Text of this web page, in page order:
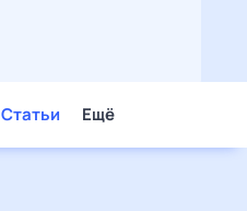
Статьи Ещё